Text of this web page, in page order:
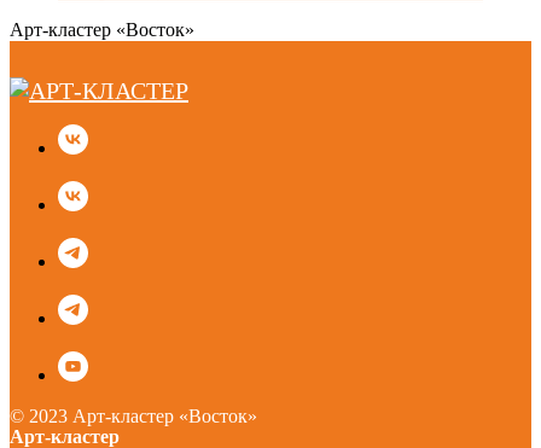
Арт-кластер «Восток»
© 2023 Арт-кластер «Восток»
Арт-кластер